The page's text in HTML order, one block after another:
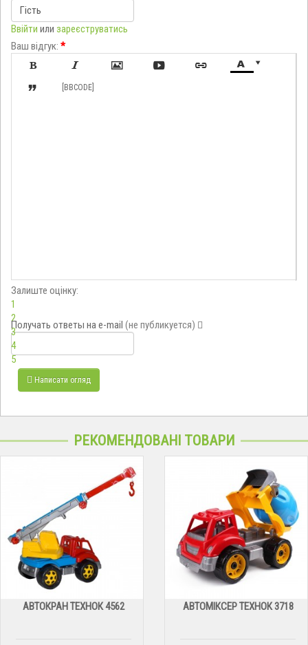
Ввійти или зареєструватись
Ваш відгук: *

     
 [BBCODE]
Залиште оцінку:
1
2
3
4
5
Получать ответы на e-mail (не публикуется)
Написати огляд
РЕКОМЕНДОВАНІ ТОВАРИ
АВТОКРАН ТЕХНОК 4562 АВТОМІКСЕР ТЕХНОК 3718